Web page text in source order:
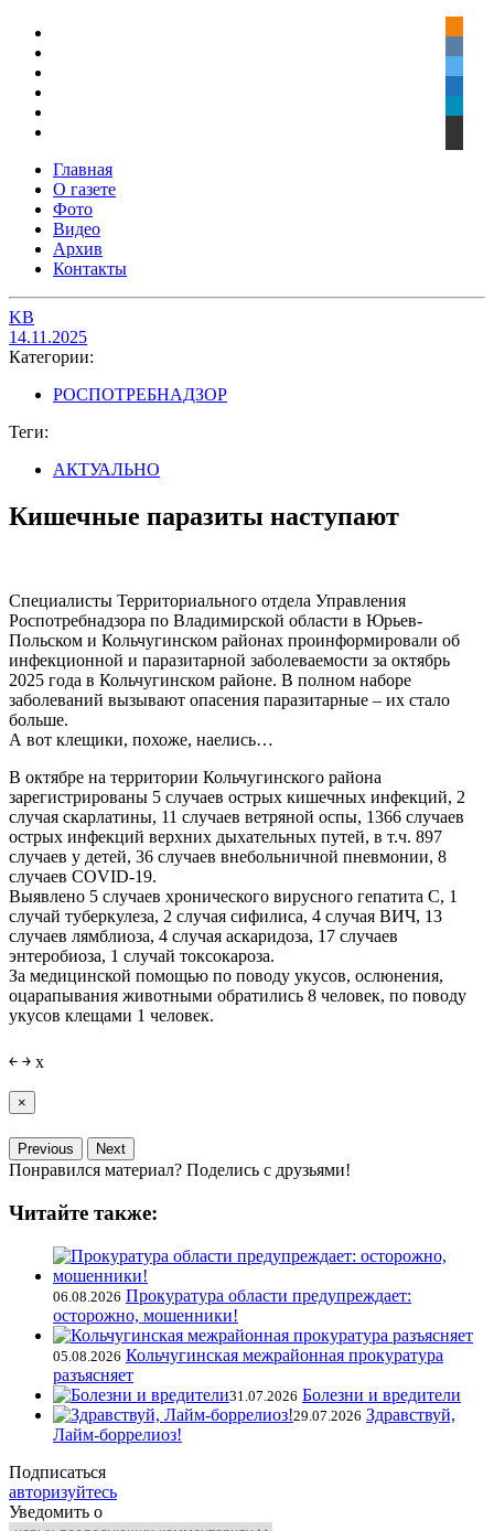
Главная
О газете
Фото
Видео
Архив
Контакты
KB
14.11.2025
Категории:
РОСПОТРЕБНАДЗОР
Теги:
АКТУАЛЬНО
Кишечные паразиты наступают
Специалисты Территориального отдела Управления
Роспотребнадзора по Владимирской области в Юрьев-
Польском и Кольчугинском районах проинформировали об
инфекционной и паразитарной заболеваемости за октябрь
2025 года в Кольчугинском районе. В полном наборе
заболеваний вызывают опасения паразитарные – их стало
больше.
А вот клещики, похоже, наелись…
В октябре на территории Кольчугинского района
зарегистрированы 5 случаев острых кишечных инфекций, 2
случая скарлатины, 11 случаев ветряной оспы, 1366 случаев
острых инфекций верхних дыхательных путей, в т.ч. 897
случаев у детей, 36 случаев внебольничной пневмонии, 8
случаев COVID-19.
Выявлено 5 случаев хронического вирусного гепатита С, 1
случай туберкулеза, 2 случая сифилиса, 4 случая ВИЧ, 13
случаев лямблиоза, 4 случая аскаридоза, 17 случаев
энтеробиоза, 1 случай токсокароза.
За медицинской помощью по поводу укусов, ослюнения,
оцарапывания животными обратились 8 человек, по поводу
укусов клещами 1 человек.
￩ ￫ x
×
Previous Next
Понравился материал? Поделись с друзьями!
Читайте также:
06.08.2026 Прокуратура области предупреждает:
осторожно, мошенники!
05.08.2026 Кольчугинская межрайонная прокуратура
разъясняет
31.07.2026 Болезни и вредители
29.07.2026 Здравствуй,
Лайм-боррелиоз!
Подписаться
авторизуйтесь
Уведомить о